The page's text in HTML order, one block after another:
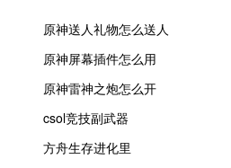
原神送人礼物怎么送人
原神屏幕插件怎么用
原神雷神之炮怎么开
csol竞技副武器
方舟生存进化里